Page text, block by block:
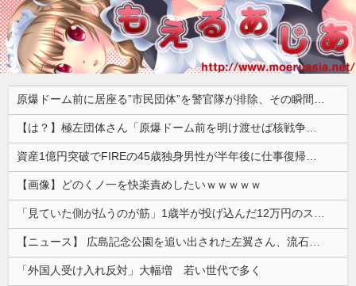
原爆ドーム前に居座る”市民団体”を警官隊が排除、その瞬間に周囲で見守っていた観客たちが……
【は？】極左団体さん「原爆ドーム前を明け渡せば核戦争が始まる！」→ 観衆のマジレスが鋭すぎるとネットで話題に → ｗｗｗｗｗｗｗｗｗｗｗｗ
資産1億円突破でFIREの45歳独身男性が半年後に仕事復帰を決意した「1通の通知」
【画像】どのくノ一を快楽責めしたいｗｗｗｗｗ
「見ていた側が払うのが筋」1歳半が投げ込んだ12万円のスマホ、半額提示した母親は冷たい？
【ニュース】 広島記念公園を追い出された左翼さん、流石にキモすぎて炎上
「外国人受け入れ反対」大幅増 若い世代で多く